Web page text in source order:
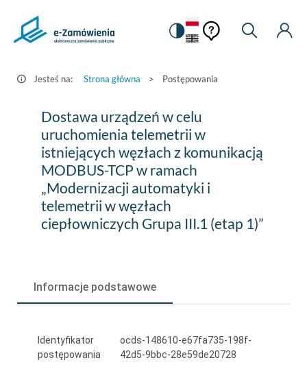
Postępowania
Zamówienia.gov.pl
Zmiana
na
kontrastową
Pomoc
kontekstowa
Pomoc
Moje
Jesteś na: Strona główna > Postępowania
Dostawa
urządzeń
celu
uruchomienia
telemetrii
węzłach
komunikacją
Dostawa urządzeń w celu
uruchomienia telemetrii w
istniejących węzłach z komunikacją
MODBUS-TCP w ramach
„Modernizacji automatyki i
telemetrii w węzłach
ciepłowniczych Grupa III.1 (etap 1)”
Informacje podstawowe
Identyfikator
postępowania
ocds-148610-e67fa735-198f-
42d5-9bbc-28e59de20728